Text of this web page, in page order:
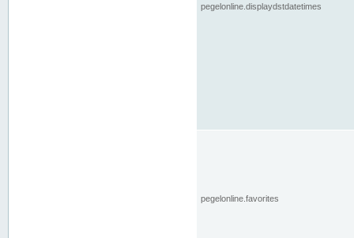
pegelonline.displaydstdatetimes
pegelonline.favorites